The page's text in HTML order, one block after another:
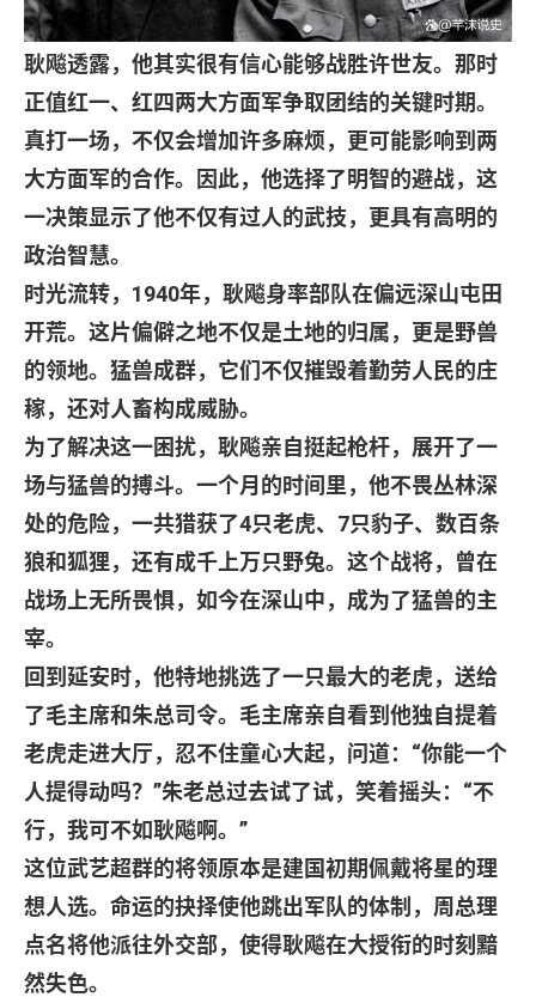
耿飚透露，他其实很有信心能够战胜许世友。那时
正值红一、红四两大方面军争取团结的关键时期。
真打一场，不仅会增加许多麻烦，更可能影响到两
大方面军的合作。因此，他选择了明智的避战，这
一决策显示了他不仅有过人的武技，更具有高明的
政治智慧。
时光流转， 1940年，耿飚身率部队在偏远深山屯田
开荒。这片偏僻之地不仅是土地的归属，更是野兽
的领地。猛兽成群，它们不仅摧毁着勤劳人民的庄
稼，还对人畜构成威胁。
为了解决这一困扰，耿飚亲自挺起枪杆，展开了一
场与猛兽的搏斗。一个月的时间里，他不畏丛林深
处的危险，一共猎获了4只老虎、 7只豹子、数百条
狼和狐狸，还有成千上万只野兔。这个战将，曾在
战场上无所畏惧，如今在深山中，成为了猛兽的主
宰。
回到延安时，他特地挑选了一只最大的老虎，送给
了毛主席和朱总司令。毛主席亲自看到他独自提着
老虎走进大厅，忍不住童心大起，问道： “你能一个
人提得动吗？ ”朱老总过去试了试，笑着摇头： “不
行，我可不如耿飚啊。 ”
这位武艺超群的将领原本是建国初期佩戴将星的理
想人选。命运的抉择使他跳出军队的体制，周总理
点名将他派往外交部，使得耿飚在大授衔的时刻黯
然失色。